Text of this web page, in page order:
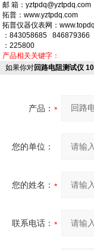
邮 箱：yztpdq@yztpdq.com
拓普：www.yztpdq.com
拓普仪器仪表网：
：843058685 846879366
：225800
产品相关关键字：
如果你对回路电阻测试仪
产品：
您的单位：
您的姓名：
联系电话：